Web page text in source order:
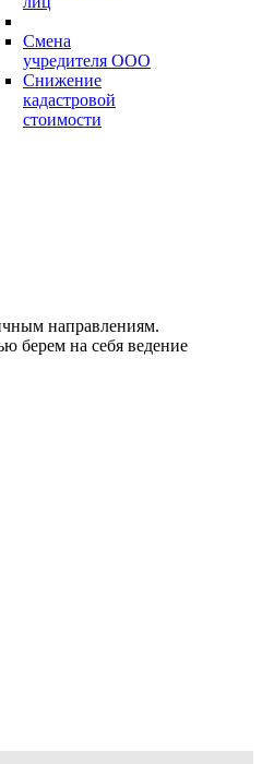
Смена
учредителя ООО
Снижение
кадастровой
стоимости
направлениям.
берем на себя ведение